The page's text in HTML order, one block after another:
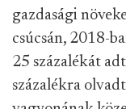
gazdasági
csúcsán, 2018-
25 százalékát
százalékra